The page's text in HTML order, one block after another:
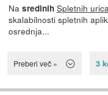
Na sredinih Spletnih
skalabilnosti spletnih
osrednja...
Preberi več » 3